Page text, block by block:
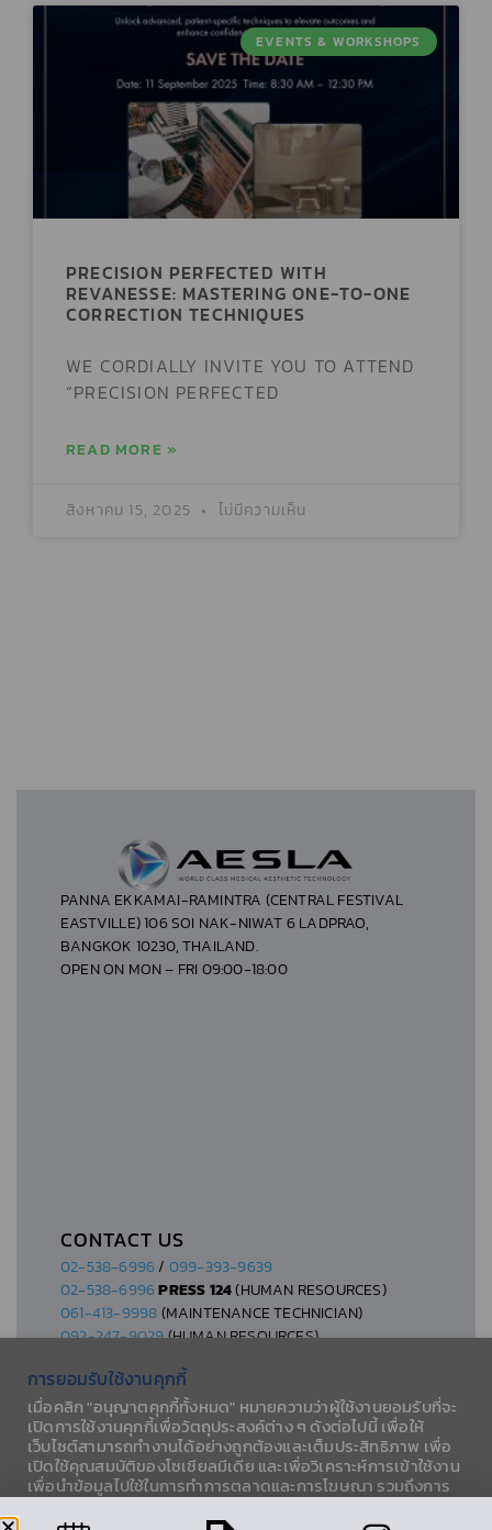
EVENTS & WORKSHOPS
PRECISION PERFECTED WITH
REVANESSE: MASTERING ONE-TO-ONE
CORRECTION TECHNIQUES
WE CORDIALLY INVITE YOU TO ATTEND
“PRECISION PERFECTED
READ MORE »
สิงหาคม 15, 2025 ไม่มีความเห็น
PANNA EKKAMAI-RAMINTRA (CENTRAL FESTIVAL
EASTVILLE) 106 SOI NAK-NIWAT 6 LADPRAO,
BANGKOK 10230, THAILAND.
OPEN ON MON – FRI 09:00-18:00
CONTACT US
02-538-6996 / 099-393-9639
02-538-6996 PRESS 124(HUMAN RESOURCES)
061-413-9998(MAINTENANCE TECHNICIAN)
092-247-9029(HUMAN RESOURCES)
© 2026 AESLA CO., LTD.
PRIVACY POLICY
การยอมรับใช้งานคุกกี้
เมื่อคลิก "อนุญาตคุกกี้ทั้งหมด" หมายความว่าผู้ใช้งานยอมรับที่จะ
เปิดการใช้งานคุกกี้เพื่อวัตถุประสงค์ต่าง ๆ ดังต่อไปนี้ เพื่อให้
เว็บไซต์สามารถทำงานได้อย่างถูกต้องและเต็มประสิทธิภาพ เพื่อ
เปิดใช้คุณสมบัติของโซเชียลมีเดีย และเพื่อวิเคราะห์การเข้าใช้งาน
เพื่อนำข้อมูลไปใช้ในการทำการตลาดและการโฆษณา รวมถึงการ